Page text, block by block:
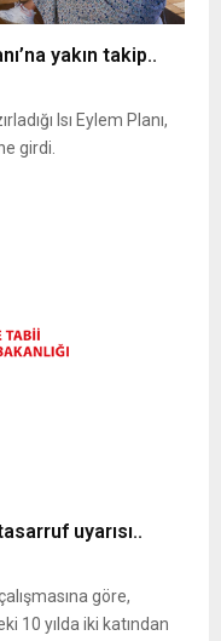
yakın takip..
Isı Eylem Planı,
girdi.
uyarısı..
göre,
10 yılda iki katından